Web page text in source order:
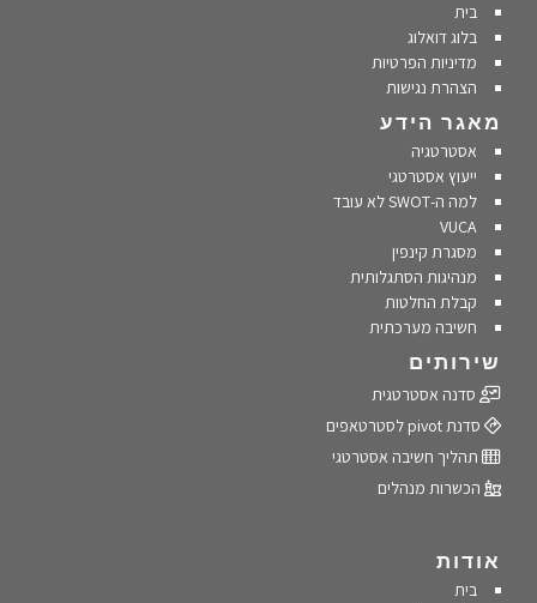
בית
בלוג דואלוג
מדיניות הפרטיות
הצהרת נגישות
מאגר הידע
אסטרטגיה
ייעוץ אסטרטגי
למה ה-SWOT לא עובד
VUCA
מסגרת קינפין
מנהיגות הסתגלותית
קבלת החלטות
חשיבה מערכתית
שירותים
סדנה אסטרטגית
סדנת pivot לסטרטאפים
תהליך חשיבה אסטרטגי
הכשרות מנהלים
אודות
בית